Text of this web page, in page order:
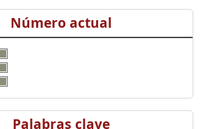
Número actual
Palabras clave